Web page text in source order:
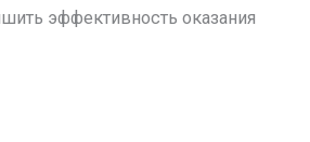
эффективность оказания